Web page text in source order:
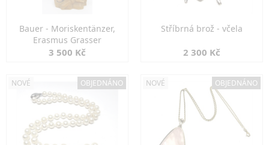
Bauer - Moriskentänzer,
Erasmus Grasser
3 500 Kč
Stříbrná brož - včela
2 300 Kč
NOVÉ OBJEDNÁNO NOVÉ OBJEDNÁNO